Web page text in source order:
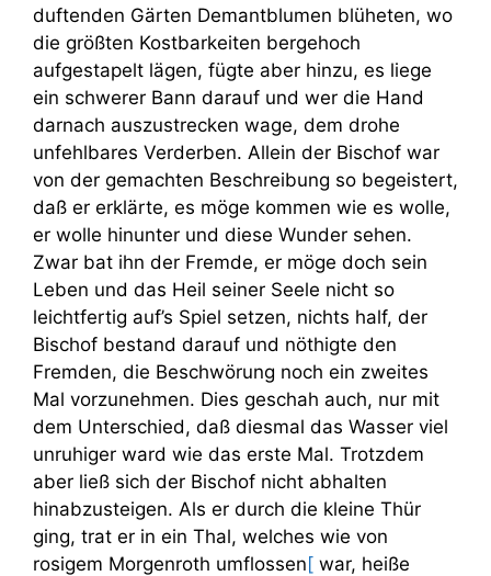
duftenden Gärten Demantblumen blüheten, wo
die größten Kostbarkeiten bergehoch
aufgestapelt lägen, fügte aber hinzu, es liege
ein schwerer Bann darauf und wer die Hand
darnach auszustrecken wage, dem drohe
unfehlbares Verderben. Allein der Bischof war
von der gemachten Beschreibung so begeistert,
daß er erklärte, es möge kommen wie es wolle,
er wolle hinunter und diese Wunder sehen.
Zwar bat ihn der Fremde, er möge doch sein
Leben und das Heil seiner Seele nicht so
leichtfertig auf’s Spiel setzen, nichts half, der
Bischof bestand darauf und nöthigte den
Fremden, die Beschwörung noch ein zweites
Mal vorzunehmen. Dies geschah auch, nur mit
dem Unterschied, daß diesmal das Wasser viel
unruhiger ward wie das erste Mal. Trotzdem
aber ließ sich der Bischof nicht abhalten
hinabzusteigen. Als er durch die kleine Thür
ging, trat er in ein Thal, welches wie von
rosigem Morgenroth umflossen[ war, heiße